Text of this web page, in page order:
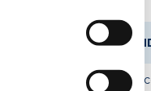
ALTEZZA